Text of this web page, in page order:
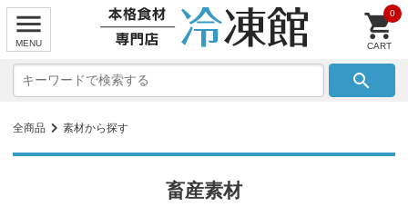
search
0
全商品 素材から探す
畜産素材